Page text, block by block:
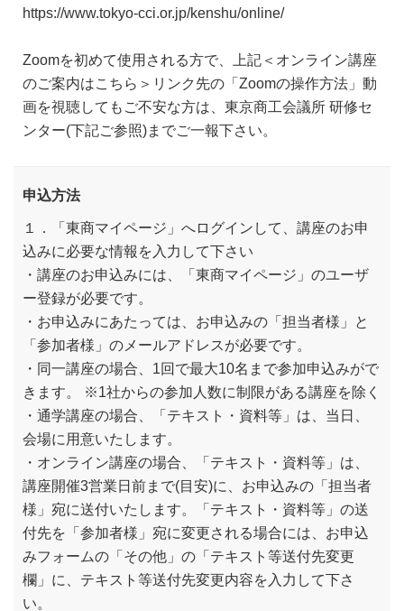
https://www.tokyo-cci.or.jp/kenshu/online/
Zoomを初めて使用される方で、上記＜オンライン講座
のご案内はこちら＞リンク先の「Zoomの操作方法」動
画を視聴してもご不安な方は、東京商工会議所 研修セ
ンター(下記ご参照)までご一報下さい。
申込方法
１．「東商マイページ」へログインして、講座のお申
込みに必要な情報を入力して下さい
・講座のお申込みには、「東商マイページ」のユーザ
ー登録が必要です。
・お申込みにあたっては、お申込みの「担当者様」と
「参加者様」のメールアドレスが必要です。
・同一講座の場合、1回で最大10名まで参加申込みがで
きます。 ※1社からの参加人数に制限がある講座を除く
・通学講座の場合、「テキスト・資料等」は、当日、
会場に用意いたします。
・オンライン講座の場合、「テキスト・資料等」は、
講座開催3営業日前まで(目安)に、お申込みの「担当者
様」宛に送付いたします。「テキスト・資料等」の送
付先を「参加者様」宛に変更される場合には、お申込
みフォームの「その他」の「テキスト等送付先変更
欄」に、テキスト等送付先変更内容を入力して下さ
い。